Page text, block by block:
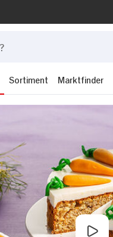
Sortiment Marktfinder